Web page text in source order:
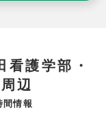
護学部・
辺
情報